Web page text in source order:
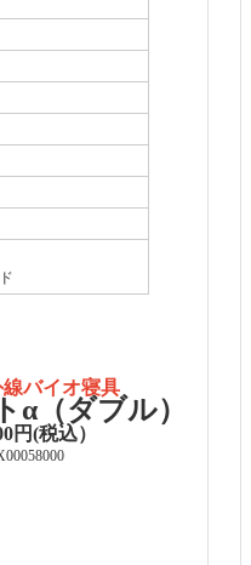
バイオ寝具
α（ダブル）
円(税込）